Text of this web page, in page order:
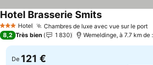
3 ÉtoilesHotel Chambres de luxe avec vue sur le port
Hotel Brasserie SmitsConsulter les
8,2 Très bien 1 830 Wemeldinge, à 7.7 km de
De 121 €